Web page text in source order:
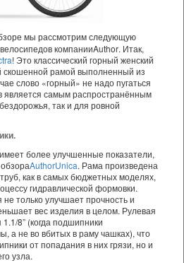
мы рассмотрим следующую
компанииAuthor. Итак,
! Это классический горный женский
скошенной рамой выполненный из
слово «горный» не надо пугаться
является самым распространённым
так и для ровной
более улучшенные показатели,
AuthorUnica. Рама произведена
как в самых бюджетных моделях,
гидравлической формовки.
не только улучшает прочность и
вес изделия в целом. Рулевая
8” (когда подшипники
а не во вбитых в раму чашках), что
от попадания в них грязи, но и
узла.